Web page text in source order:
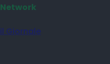
Network
il Giornale